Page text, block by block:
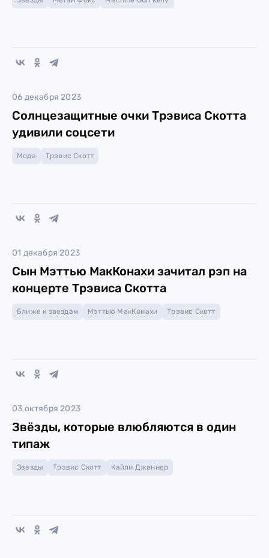
06 декабря 2023
Солнцезащитные очки Трэвиса Скотта
удивили соцсети
Мода Трэвис Скотт
01 декабря 2023
Cын Мэттью МакКонахи зачитал рэп на
концерте Трэвиса Скотта
Ближе к звездам Мэттью МакКонахи Трэвис Скотт
03 октября 2023
Звёзды, которые влюбляются в один
типаж
Звезды Трэвис Скотт Кайли Дженнер